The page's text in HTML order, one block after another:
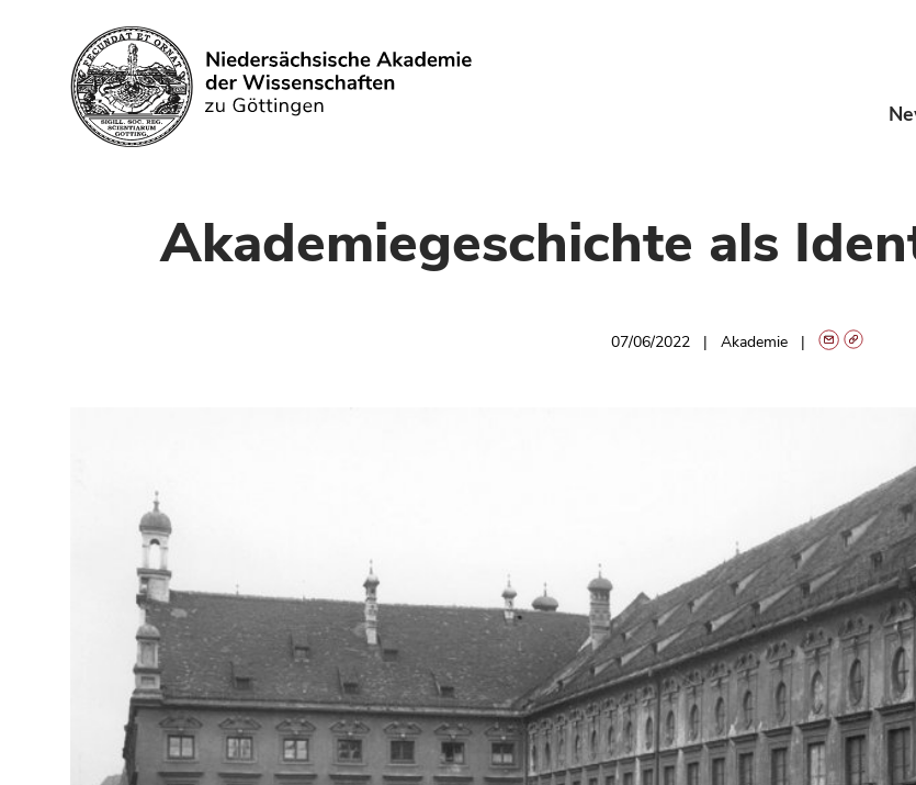
Search
Akademiegeschichte als
07/06/2022 Akademie